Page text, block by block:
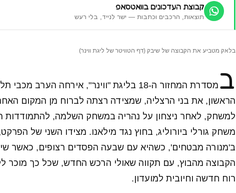
קבוצת העדכונים בוואטסאפ
תוצאות, הרכבים וכתבות — ישר לנייד, בלי רעש
בלאק מטביע את הקבוצה של שיבק (דף הטוויטר של ליגת ווינר)
ב
מסדרת המחזור ה-18 בליגת "ווינר", אירחה
הראשון, את בני הרצליה, שמצידה רצתה לברוח מן המקום
למשחק, לאחר ניצחון על נהריה במשחק השלמה, להתמודדות
משחק גורלי ביורוליג, בחוץ נגד מילאנו. מצידו השני של
ב'מנורה מבטחים', כשהיא עם שבעה הפסדים רצופים, כאשר
רוח חדשה וחיובית למועדון.